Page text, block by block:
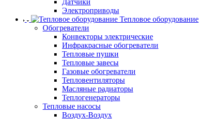
Датчики
Электроприводы
Тепловое оборудование
Обогреватели
Конвекторы электрические
Инфракрасные обогреватели
Тепловые пушки
Тепловые завесы
Газовые обогреватели
Тепловентиляторы
Масляные радиаторы
Теплогенераторы
Тепловые насосы
Воздух-Воздух